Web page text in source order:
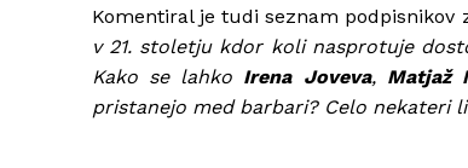
Komentiral je tudi seznam podpisnikov
v 21. stoletju kdor koli nasprotuje
Kako se lahko Irena Joveva, Matjaž
pristanejo med barbari? Celo nekateri